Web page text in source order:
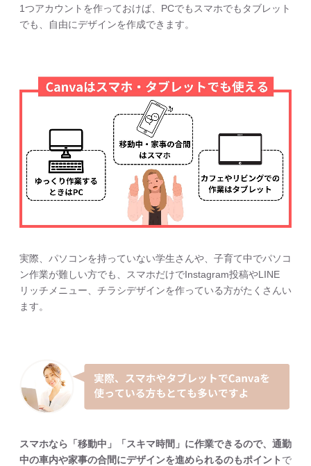
1つアカウントを作っておけば、PCでもスマホでもタブレット
でも、自由にデザインを作成できます。
実際、パソコンを持っていない学生さんや、子育て中でパソコ
ン作業が難しい方でも、スマホだけでInstagram投稿やLINE
リッチメニュー、チラシデザインを作っている方がたくさんい
ます。
スマホなら「移動中」「スキマ時間」に作業できるので、通勤
中の車内や家事の合間にデザインを進められるのもポイント で